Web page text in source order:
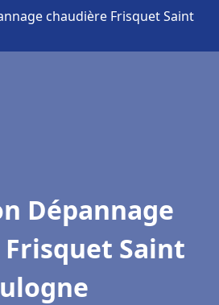
chaudière Frisquet Saint
Dépannage
Saint